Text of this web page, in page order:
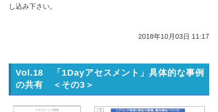
し込み下さい。
2018年10月03日 11:17
Vol.18 「1Dayアセスメント」具体的な事例
の共有 ＜その3＞